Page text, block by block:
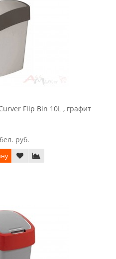
Flip Bin 10L , графит
руб.